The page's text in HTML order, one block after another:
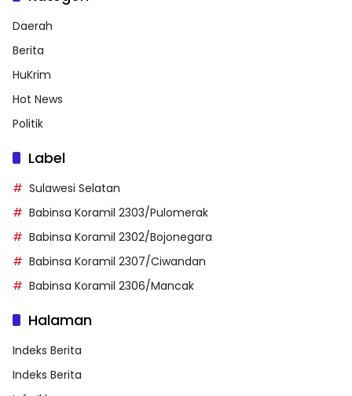
Daerah
Berita
HuKrim
Hot News
Politik
Label
Sulawesi Selatan
Babinsa Koramil 2303/Pulomerak
Babinsa Koramil 2302/Bojonegara
Babinsa Koramil 2307/Ciwandan
Babinsa Koramil 2306/Mancak
Halaman
Indeks Berita
Indeks Berita